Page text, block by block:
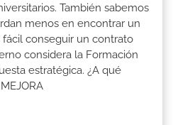
También sabemos
menos en encontrar un
conseguir un contrato
considera la Formación
estratégica. ¿A qué